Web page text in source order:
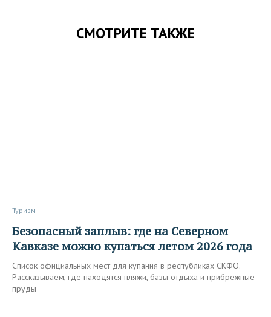
СМОТРИТЕ ТАКЖЕ
Туризм
Безопасный заплыв: где на Северном
Кавказе можно купаться летом 2026 года
Список официальных мест для купания в республиках СКФО.
Рассказываем, где находятся пляжи, базы отдыха и прибрежные
пруды